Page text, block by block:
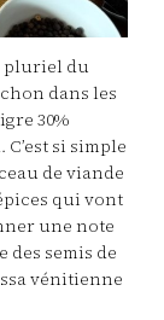
pluriel du
dans les
30%
si simple
de viande
qui vont
une note
semis de
vénitienne